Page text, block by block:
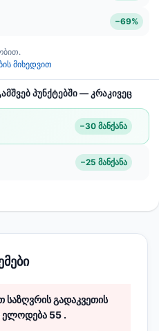
−69%
მიხედვით
პუნქტებში — კრაკივეც
−30 მანქანა
−25 მანქანა
გადაკვეთის
ელოდება 55 .